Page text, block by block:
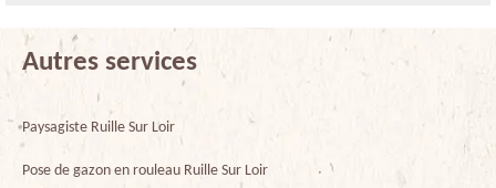
Autres services
Paysagiste Ruille Sur Loir
Pose de gazon en rouleau Ruille Sur Loir